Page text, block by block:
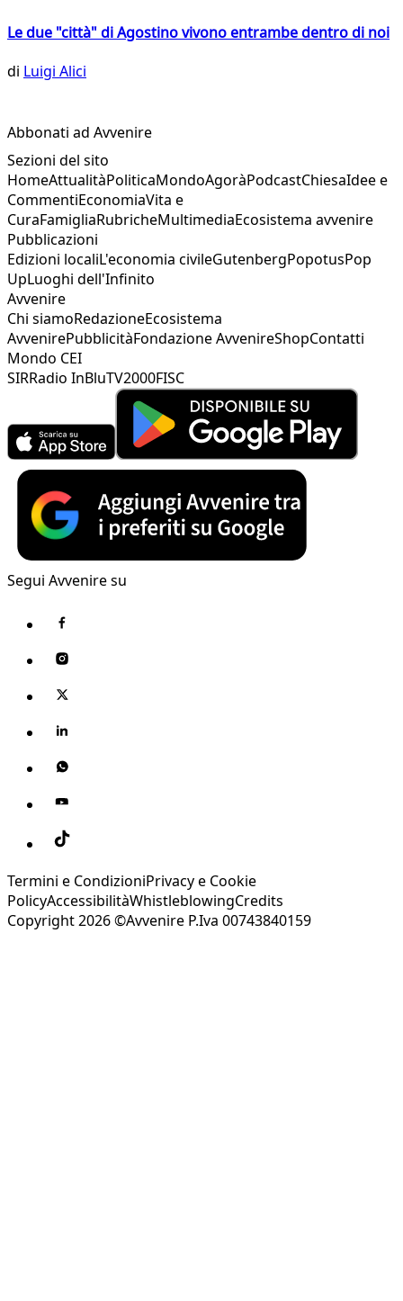
Le due "città" di Agostino vivono entrambe dentro di noi
di Luigi Alici
Abbonati ad Avvenire
Sezioni del sito
HomeAttualitàPoliticaMondoAgoràPodcastChiesaIdee e
CommentiEconomiaVita e
CuraFamigliaRubricheMultimediaEcosistema avvenire
Pubblicazioni
Edizioni localiL'economia civileGutenbergPopotusPop
UpLuoghi dell'Infinito
Avvenire
Chi siamoRedazioneEcosistema
AvvenirePubblicitàFondazione AvvenireShopContatti
Mondo CEI
SIRRadio InBluTV2000FISC
Segui Avvenire su
Termini e CondizioniPrivacy e Cookie
PolicyAccessibilitàWhistleblowingCredits
Copyright 2026 ©Avvenire P.Iva 00743840159